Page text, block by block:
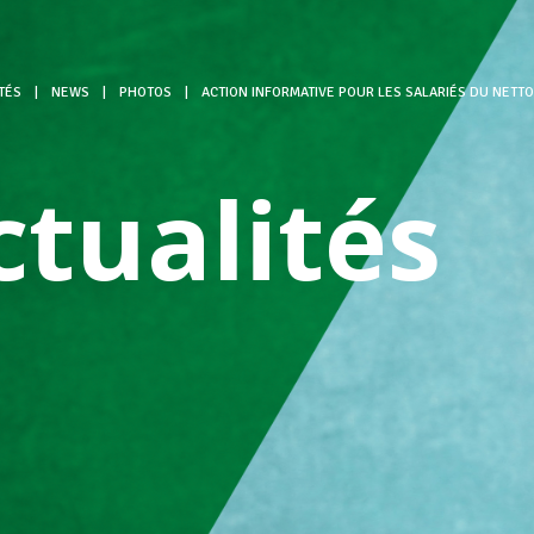
NEWS PHOTOS ACTION INFORMATIVE POUR LES SALARIÉS DU